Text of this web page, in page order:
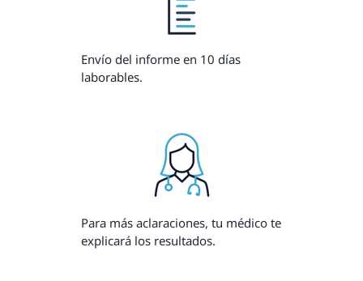
Envío del informe en 10 días
laborables.
Para más aclaraciones, tu médico te
explicará los resultados.